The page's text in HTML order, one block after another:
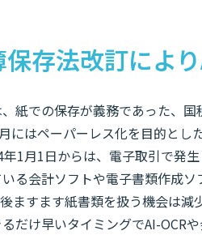
存法改訂によ
紙での保存が義務であった、
にはペーパーレス化を目的と
1月1日からは、電子取引で発
る会計ソフトや電子書類作成
ますます紙書類を扱う機会は
だけ早いタイミングでAI-OCR